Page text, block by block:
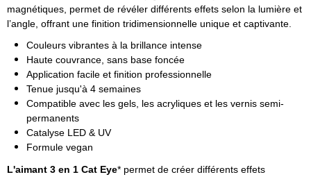
magnétiques, permet de révéler différents effets selon la lumière et
l’angle, offrant une finition tridimensionnelle unique et captivante.
Couleurs vibrantes à la brillance intense
Haute couvrance, sans base foncée
Application facile et finition professionnelle
Tenue jusqu'à 4 semaines
Compatible avec les gels, les acryliques et les vernis semi-
permanents
Catalyse LED & UV
Formule vegan
L'aimant 3 en 1 Cat Eye* permet de créer différents effets